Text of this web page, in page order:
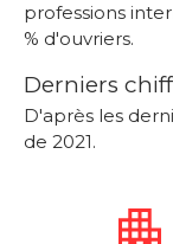
professions
% d'ouvriers.
Derniers
D'après les
de 2021.